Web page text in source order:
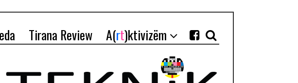
Tirana Review A(rt)ktivizëm